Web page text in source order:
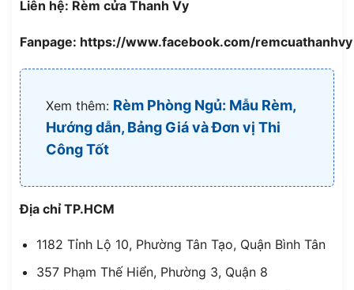
Liên hệ: Rèm cửa Thanh Vy
Fanpage: https://www.facebook.com/remcuathanhvy
Xem thêm: Rèm Phòng Ngủ: Mẫu Rèm,
Hướng dẫn, Bảng Giá và Đơn vị Thi
Công Tốt
Địa chỉ TP.HCM
1182 Tỉnh Lộ 10, Phường Tân Tạo, Quận Bình Tân
357 Phạm Thế Hiển, Phường 3, Quận 8